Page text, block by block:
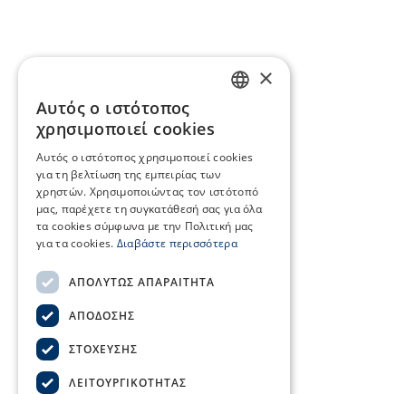
×
Αυτός ο ιστότοπος
χρησιμοποιεί cookies
Αυτός ο ιστότοπος χρησιμοποιεί cookies
για τη βελτίωση της εμπειρίας των
χρηστών. Χρησιμοποιώντας τον ιστότοπό
μας, παρέχετε τη συγκατάθεσή σας για όλα
τα cookies σύμφωνα με την Πολιτική μας
για τα cookies. Διαβάστε περισσότερα
ΑΠΟΛΎΤΩΣ ΑΠΑΡΑΊΤΗΤΑ
ΑΠΌΔΟΣΗΣ
ΣΤΌΧΕΥΣΗΣ
ΛΕΙΤΟΥΡΓΙΚΌΤΗΤΑΣ